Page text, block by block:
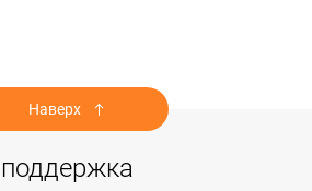
Наверх